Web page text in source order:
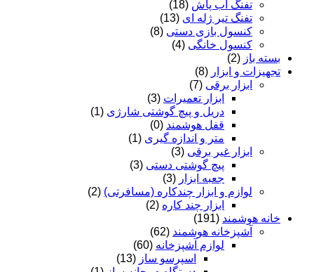
تفنگ آب پاش (18)
تفنگ تیر ژله ای (13)
کنسول بازی دستی (8)
کنسول خانگی (4)
بسته باز (2)
تجهیزات و ابزار (8)
ابزار برقی (7)
ابزار تعمیرات (3)
دریل و پیچ گوشتی شارژی (1)
قفل هوشمند (0)
متر و اندازه گیری (1)
ابزار غیر برقی (3)
پیچ گوشتی دستی (3)
جعبه ابزار (3)
لوازم و ابزار چندکاره (مسافرتی) (2)
ابزار چند کاره (2)
خانه هوشمند (191)
آشپزخانه هوشمند (62)
لوازم آشپزخانه (60)
اسپرسو ساز (13)